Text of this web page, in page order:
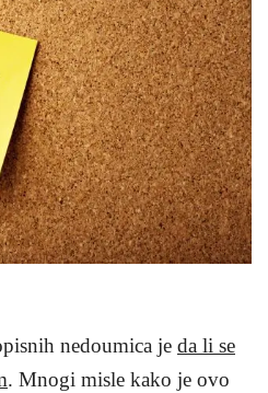
nedoumica je da li se
. Mnogi misle kako je ovo